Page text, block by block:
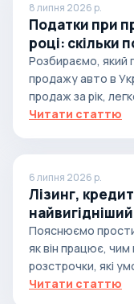
8 липня 2026 р.
Податки при
році: скільки
випадках
Розбираємо, який
продажу авто в
продаж за рік,
Читати статтю
6 липня 2026 р.
Лізинг,
Пояснюємо
як він працює, чим
розстрочки, які
Читати статтю